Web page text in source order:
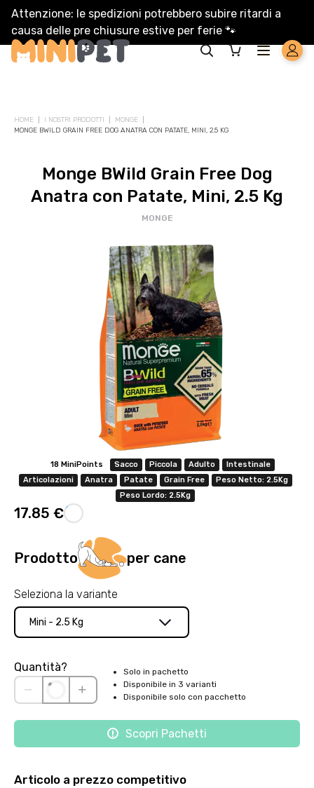
Attenzione: le spedizioni potrebbero subire ritardi a
causa delle pre chiusure estive per ferie 🐾
HOME I NOSTRI PRODOTTI
MONGE
MONGE BWILD GRAIN FREE DOG ANATRA CON PATATE, MINI, 2.5 KG
Monge BWild Grain Free Dog
Anatra con Patate, Mini, 2.5 Kg
MONGE
18 MiniPoints Sacco Piccola Adulto
Intestinale
Articolazioni
Anatra Patate Grain Free
Peso Netto: 2.5Kg
Peso Lordo: 2.5Kg
17.85 €
Prodotto per cane
Seleziona la variante
Mini - 2.5 Kg
Quantità?
Solo in pachetto
Disponibile in 3 varianti
Disponibile solo con pacchetto
Scopri Pachetti
Articolo a prezzo competitivo